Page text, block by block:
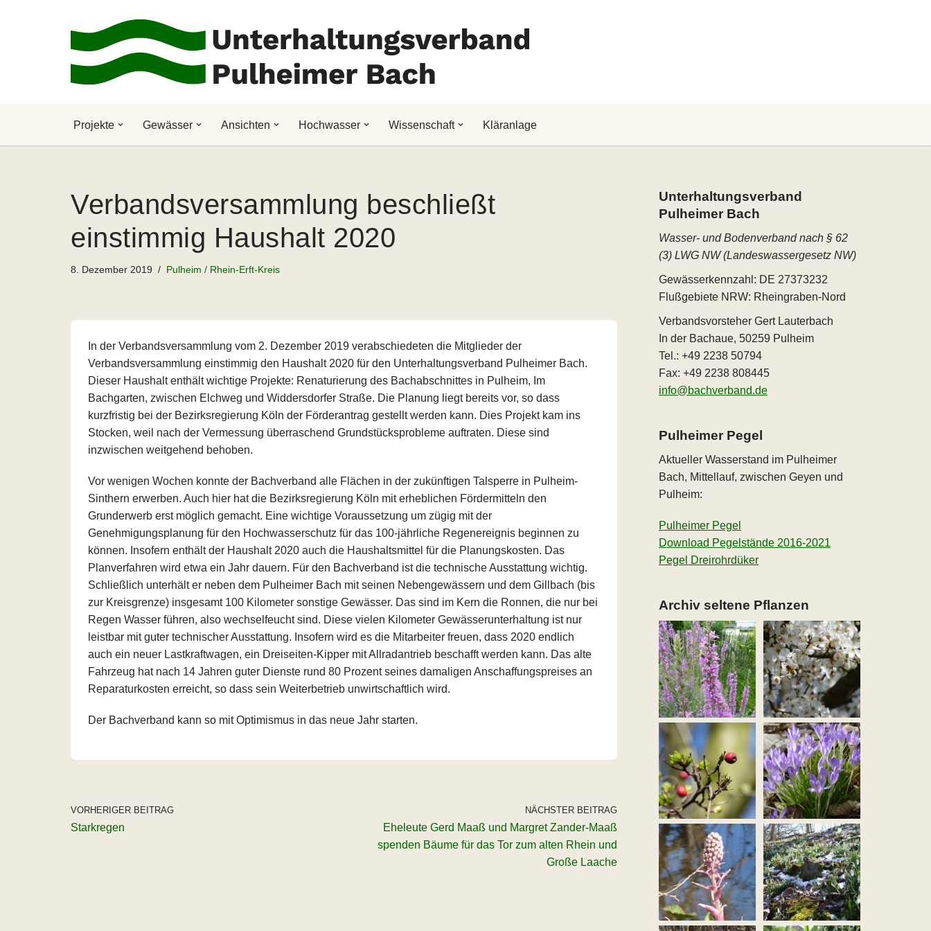
Projekte Gewässer Ansichten Hochwasser Wissenschaft Kläranlage
Verbandsversammlung beschließt
einstimmig Haushalt 2020
8. Dezember 2019 Pulheim / Rhein-Erft-Kreis
In der Verbandsversammlung vom 2. Dezember 2019 verabschiedeten die Mitglieder der
Verbandsversammlung einstimmig den Haushalt 2020 für den Unterhaltungsverband Pulheimer Bach.
Dieser Haushalt enthält wichtige Projekte: Renaturierung des Bachabschnittes in Pulheim, Im
Bachgarten, zwischen Elchweg und Widdersdorfer Straße. Die Planung liegt bereits vor, so dass
kurzfristig bei der Bezirksregierung Köln der Förderantrag gestellt werden kann. Dies Projekt kam ins
Stocken, weil nach der Vermessung überraschend Grundstücksprobleme auftraten. Diese sind
inzwischen weitgehend behoben.
Vor wenigen Wochen konnte der Bachverband alle Flächen in der zukünftigen Talsperre in Pulheim-
Sinthern erwerben. Auch hier hat die Bezirksregierung Köln mit erheblichen Fördermitteln den
Grunderwerb erst möglich gemacht. Eine wichtige Voraussetzung um zügig mit der
Genehmigungsplanung für den Hochwasserschutz für das 100-jährliche Regenereignis beginnen zu
können. Insofern enthält der Haushalt 2020 auch die Haushaltsmittel für die Planungskosten. Das
Planverfahren wird etwa ein Jahr dauern. Für den Bachverband ist die technische Ausstattung wichtig.
Schließlich unterhält er neben dem Pulheimer Bach mit seinen Nebengewässern und dem Gillbach (bis
zur Kreisgrenze) insgesamt 100 Kilometer sonstige Gewässer. Das sind im Kern die Ronnen, die nur bei
Regen Wasser führen, also wechselfeucht sind. Diese vielen Kilometer Gewässerunterhaltung ist nur
leistbar mit guter technischer Ausstattung. Insofern wird es die Mitarbeiter freuen, dass 2020 endlich
auch ein neuer Lastkraftwagen, ein Dreiseiten-Kipper mit Allradantrieb beschafft werden kann. Das alte
Fahrzeug hat nach 14 Jahren guter Dienste rund 80 Prozent seines damaligen Anschaffungspreises an
Reparaturkosten erreicht, so dass sein Weiterbetrieb unwirtschaftlich wird.
Der Bachverband kann so mit Optimismus in das neue Jahr starten.
VORHERIGER BEITRAG
Starkregen
NÄCHSTER BEITRAG
Eheleute Gerd Maaß und Margret Zander-Maaß
spenden Bäume für das Tor zum alten Rhein und
Große Laache
Unterhaltungs­verband
Pulheimer Bach
Wasser- und Bodenverband nach § 62
(3) LWG NW (Landeswassergesetz NW)
Gewässerkennzahl: DE 27373232
Flußgebiete NRW: Rheingraben-Nord
Verbandsvorsteher Gert Lauterbach
In der Bachaue, 50259 Pulheim
Tel.: +49 2238 50794
Fax: +49 2238 808445
info@bachverband.de
Pulheimer Pegel
Aktueller Wasserstand im Pulheimer
Bach, Mittellauf, zwischen Geyen und
Pulheim:
Pulheimer Pegel
Download Pegelstände 2016-2021
Pegel Dreirohrdüker
Archiv seltene Pflanzen